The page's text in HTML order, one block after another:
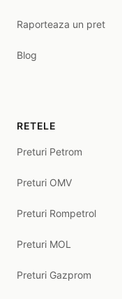
Raporteaza un pret
Blog
RETELE
Preturi Petrom
Preturi OMV
Preturi Rompetrol
Preturi MOL
Preturi Gazprom